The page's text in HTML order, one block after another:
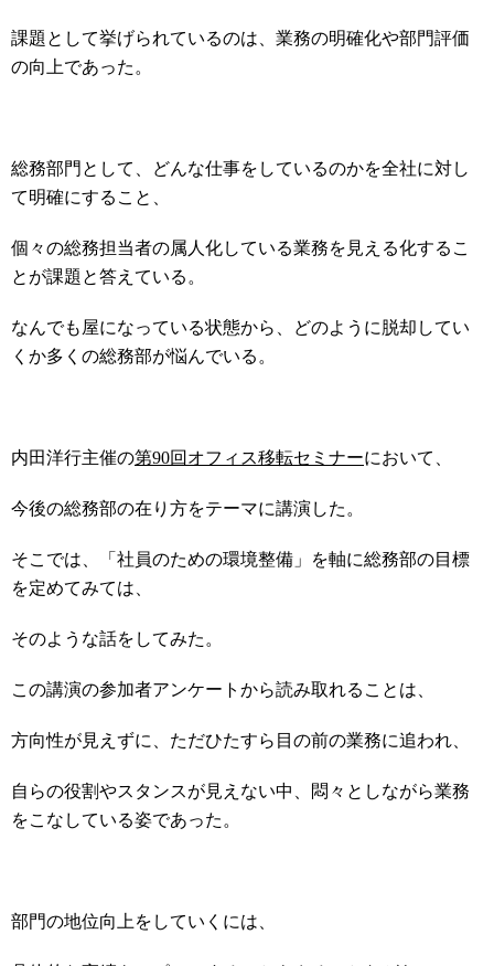
課題として挙げられているのは、業務の明確化や部門評価
の向上であった。
総務部門として、どんな仕事をしているのかを全社に対し
て明確にすること、
個々の総務担当者の属人化している業務を見える化するこ
とが課題と答えている。
なんでも屋になっている状態から、どのように脱却してい
くか多くの総務部が悩んでいる。
内田洋行主催の第90回オフィス移転セミナーにおいて、
今後の総務部の在り方をテーマに講演した。
そこでは、「社員のための環境整備」を軸に総務部の目標
を定めてみては、
そのような話をしてみた。
この講演の参加者アンケートから読み取れることは、
方向性が見えずに、ただひたすら目の前の業務に追われ、
自らの役割やスタンスが見えない中、悶々としながら業務
をこなしている姿であった。
部門の地位向上をしていくには、